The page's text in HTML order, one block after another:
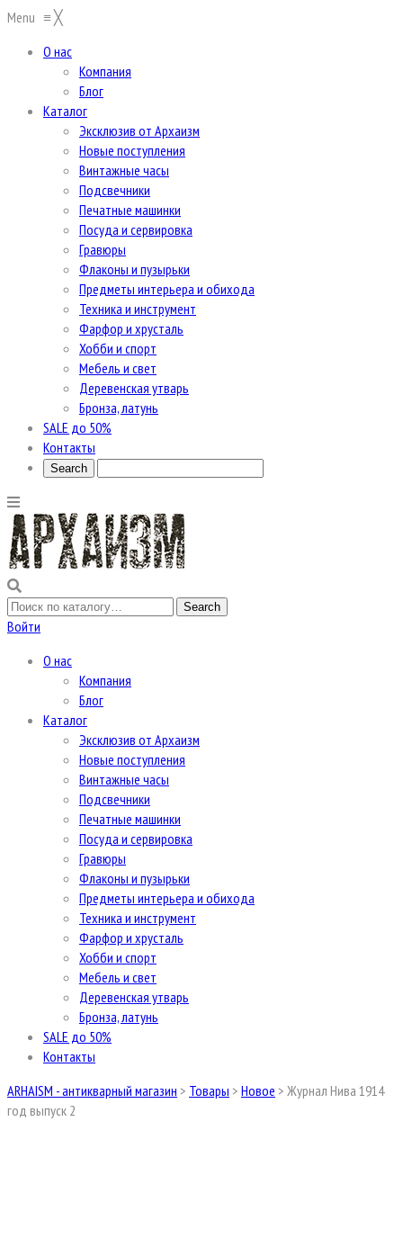
Menu ≡╳
О нас
Компания
Блог
Каталог
Эксклюзив от Архаизм
Новые поступления
Винтажные часы
Подсвечники
Печатные машинки
Посуда и сервировка
Гравюры
Флаконы и пузырьки
Предметы интерьера и обихода
Техника и инструмент
Фарфор и хрусталь
Хобби и спорт
Мебель и свет
Деревенская утварь
Бронза, латунь
SALE до 50%
Контакты
Войти
О нас
Компания
Блог
Каталог
Эксклюзив от Архаизм
Новые поступления
Винтажные часы
Подсвечники
Печатные машинки
Посуда и сервировка
Гравюры
Флаконы и пузырьки
Предметы интерьера и обихода
Техника и инструмент
Фарфор и хрусталь
Хобби и спорт
Мебель и свет
Деревенская утварь
Бронза, латунь
SALE до 50%
Контакты
ARHAISM - антикварный магазин > Товары > Новое > Журнал Нива 1914
год выпуск 2